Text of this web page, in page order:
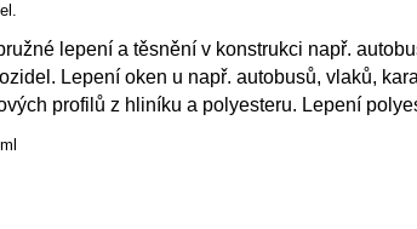
ružné lepení a těsnění v konstrukci např.
Lepení oken u např. autobusů, vlaků,
profilů z hliníku a polyesteru. Lepení